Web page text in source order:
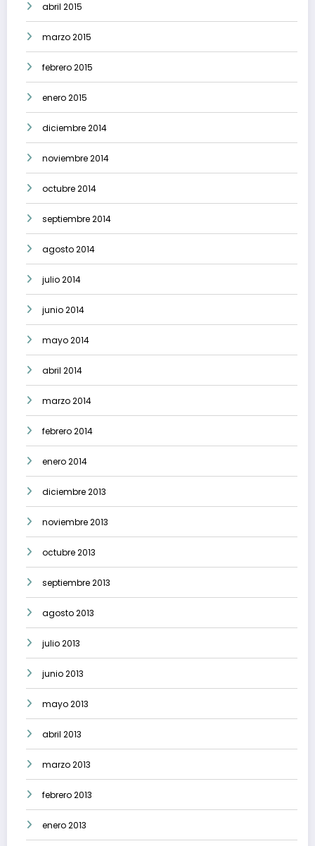
abril 2015
marzo 2015
febrero 2015
enero 2015
diciembre 2014
noviembre 2014
octubre 2014
septiembre 2014
agosto 2014
julio 2014
junio 2014
mayo 2014
abril 2014
marzo 2014
febrero 2014
enero 2014
diciembre 2013
noviembre 2013
octubre 2013
septiembre 2013
agosto 2013
julio 2013
junio 2013
mayo 2013
abril 2013
marzo 2013
febrero 2013
enero 2013